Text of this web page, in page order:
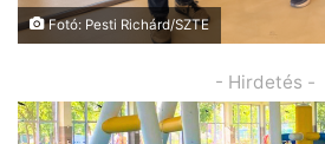
Fotó: Pesti Richárd/SZTE
- Hirdetés -